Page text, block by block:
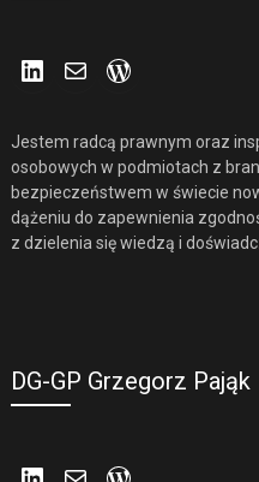
LinkedIn
Mail
Jestem radcą prawnym oraz
osobowych w podmiotach z
bezpieczeństwem w świecie
dążeniu do zapewnienia
z dzielenia się wiedzą i
DG-GP Grzegorz Pająk
LinkedIn
Mail